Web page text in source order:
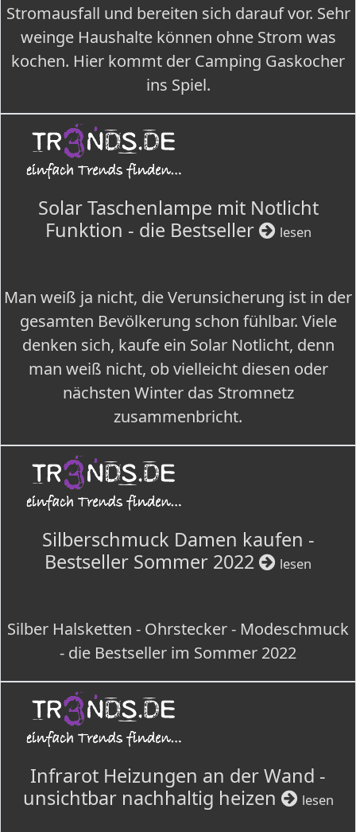
Stromausfall und bereiten sich darauf vor. Sehr
weinge Haushalte können ohne Strom was
kochen. Hier kommt der Camping Gaskocher
ins Spiel.
Solar Taschenlampe mit Notlicht
Funktion - die Bestseller
lesen
Man weiß ja nicht, die Verunsicherung ist in der
gesamten Bevölkerung schon fühlbar. Viele
denken sich, kaufe ein Solar Notlicht, denn
man weiß nicht, ob vielleicht diesen oder
nächsten Winter das Stromnetz
zusammenbricht.
Silberschmuck Damen kaufen -
Bestseller Sommer 2022
lesen
Silber Halsketten - Ohrstecker - Modeschmuck
- die Bestseller im Sommer 2022
Infrarot Heizungen an der Wand -
unsichtbar nachhaltig heizen
lesen